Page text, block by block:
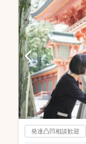
発達凸凹相談歓迎